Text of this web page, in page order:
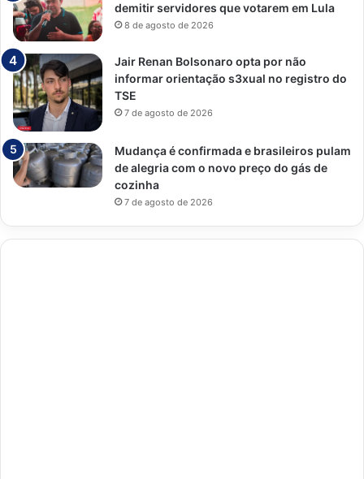
demitir servidores que votarem em Lula
8 de agosto de 2026
Jair Renan Bolsonaro opta por não
informar orientação s3xual no registro do
TSE
7 de agosto de 2026
Mudança é confirmada e brasileiros pulam
de alegria com o novo preço do gás de
cozinha
7 de agosto de 2026